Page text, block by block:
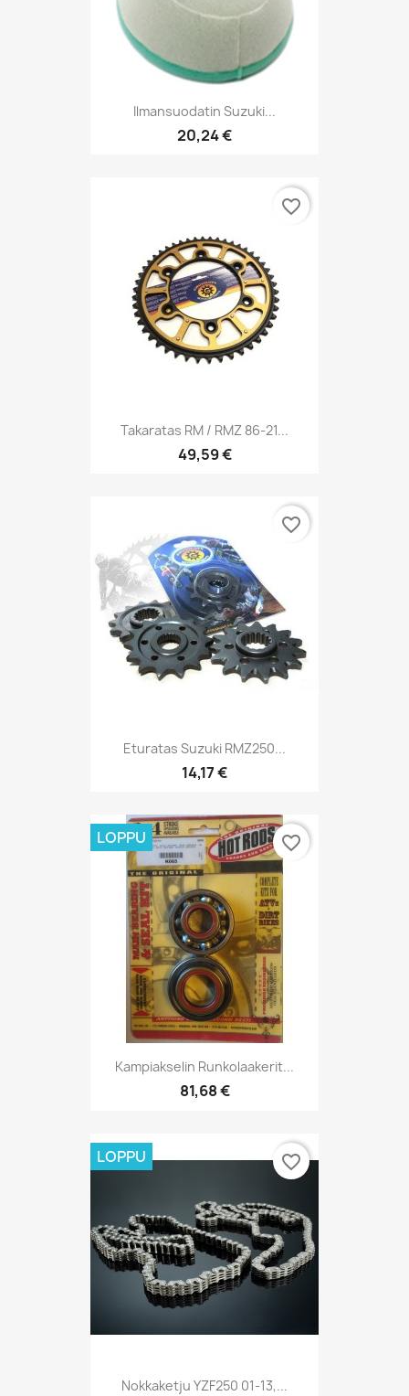
Ilmansuodatin Suzuki...
20,24 €
Takaratas RM / RMZ 86-21...
49,59 €
favorite_border
Eturatas Suzuki RMZ250...
14,17 €
favorite_border
Kampiakselin Runkolaakerit...
81,68 €
LOPPU favorite_border
Nokkaketju YZF250 01-13,...
LOPPU favorite_border